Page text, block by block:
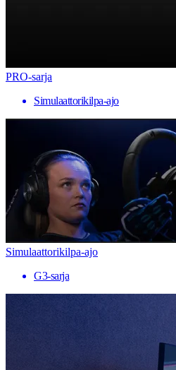
PRO-sarja
Simulaattorikilpa-ajo
Simulaattorikilpa-ajo
G3-sarja